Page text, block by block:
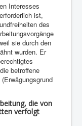
Interesses
ist,
des
sie durch den
wurden. Er
betroffene
die von
verfolgt